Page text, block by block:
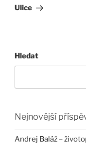
Ulice
Hledat
Nejnovější
Andrej Baláž –